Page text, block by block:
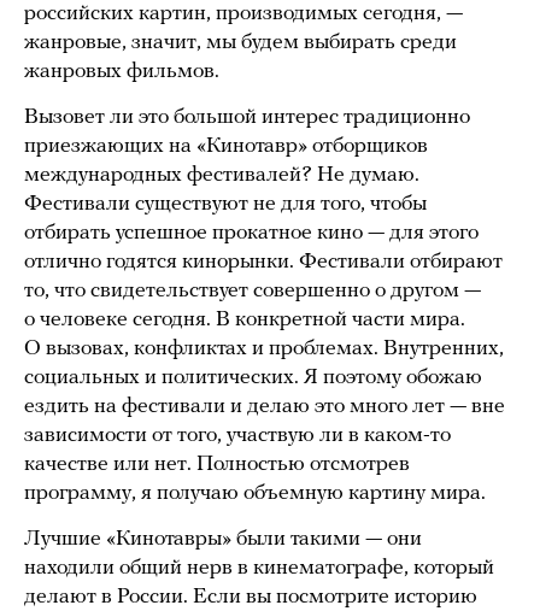
российских картин, производимых сегодня, —
жанровые, значит, мы будем выбирать среди
жанровых фильмов.
Вызовет ли это большой интерес традиционно
приезжающих на «Кинотавр» отборщиков
международных фестивалей? Не думаю.
Фестивали существуют не для того, чтобы
отбирать успешное прокатное кино — для этого
отлично годятся кинорынки. Фестивали отбирают
то, что свидетельствует совершенно о другом —
о человеке сегодня. В конкретной части мира.
О вызовах, конфликтах и проблемах. Внутренних,
социальных и политических. Я поэтому обожаю
ездить на фестивали и делаю это много лет — вне
зависимости от того, участвую ли в каком-то
качестве или нет. Полностью отсмотрев
программу, я получаю объемную картину мира.
Лучшие «Кинотавры» были такими — они
находили общий нерв в кинематографе, который
делают в России. Если вы посмотрите историю